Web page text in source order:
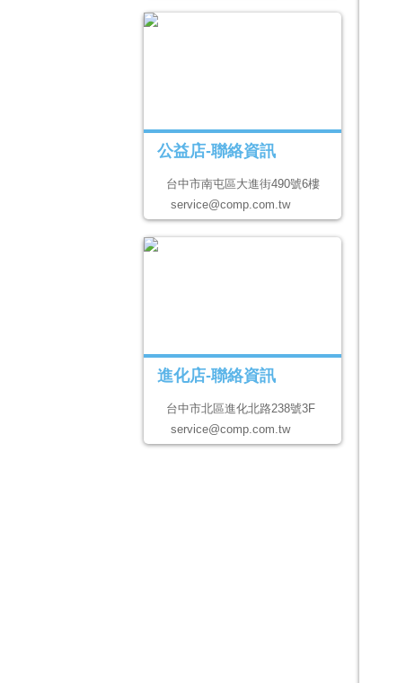
公益店-聯絡資訊
台中市南屯區大進街490號6樓
service@comp.com.tw
進化店-聯絡資訊
台中市北區進化北路238號3F
service@comp.com.tw